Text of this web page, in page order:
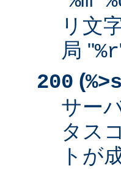
リ文
局 "%r
200 (%>s
サー
タス
トが